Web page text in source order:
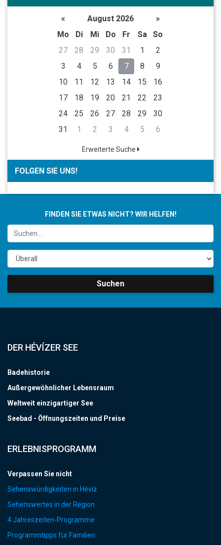
« August 2026
»
Mo
Di Mi Do Fr Sa
So
27
28 29 30 31 1
2
3
4 5 6 7 8
9
10
11 12 13 14 15
16
17
18 19 20 21 22
23
24
25 26 27 28 29
30
31
1 2 3 4 5 6
Erweiterte Suche
FOLGEN SIE UNS!
FINDEN SIE ETWAS NICHT? WIR HELFEN!
Suchen
DER HÉVÍZER SEE
Badehistorie
Außergewöhnlicher Lebensraum
Weltweit einzigartiger See
Seebad - Öffnungszeiten und Preise
ERLEBNISPROGRAMM
Verpassen Sie nicht
Sehenswürdigkeiten in Hévíz
Sehenswertes in der Region
4 Jahreszeiten-Programme
Programmtipps für Familien